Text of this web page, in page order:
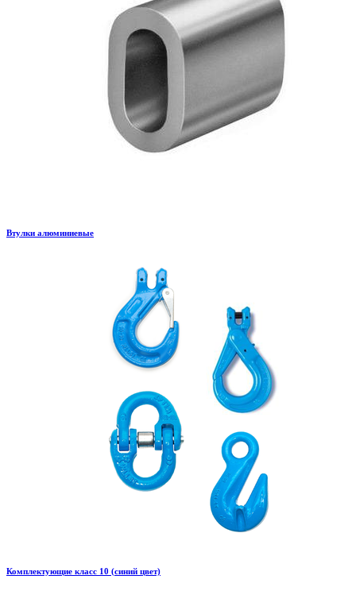
Втулки алюминиевые
Комплектующие класс 10 (синий цвет)